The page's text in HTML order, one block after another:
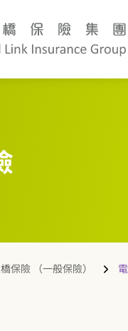
保險 （一般保險）